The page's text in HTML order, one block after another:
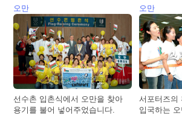
오만
오만
선수촌 입촌식에서 오만을 찾아
용기를 불어 넣어주었습니다.
서포터즈의
입국하는